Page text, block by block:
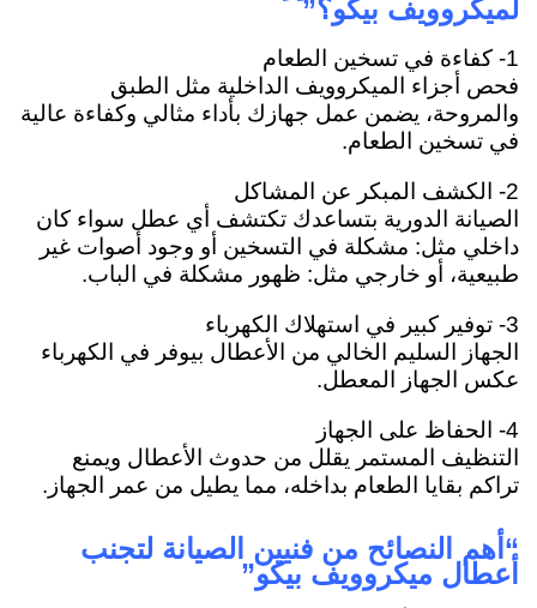
لميكروويف بيكو؟”
1- كفاءة في تسخين الطعام
فحص أجزاء الميكروويف الداخلية مثل الطبق
والمروحة، يضمن عمل جهازك بأداء مثالي وكفاءة عالية
في تسخين الطعام.
2- الكشف المبكر عن المشاكل
الصيانة الدورية بتساعدك تكتشف أي عطل سواء كان
داخلي مثل: مشكلة في التسخين أو وجود أصوات غير
طبيعية، أو خارجي مثل: ظهور مشكلة في الباب.
3- توفير كبير في استهلاك الكهرباء
الجهاز السليم الخالي من الأعطال بيوفر في الكهرباء
عكس الجهاز المعطل.
4- الحفاظ على الجهاز
التنظيف المستمر يقلل من حدوث الأعطال ويمنع
تراكم بقايا الطعام بداخله، مما يطيل من عمر الجهاز.
“أهم النصائح من فنيين الصيانة لتجنب
أعطال ميكروويف بيكو”